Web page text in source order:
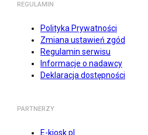
REGULAMIN
Polityka Prywatności
Zmiana ustawień zgód
Regulamin serwisu
Informacje o nadawcy
Deklaracja dostępności
PARTNERZY
E-kiosk.pl